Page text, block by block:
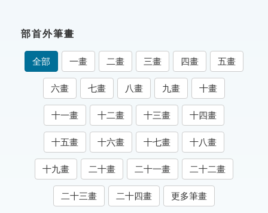
成語故事
索引選單
知識索引
單字索引
生命大百科索引
遊戲專區
部首外筆畫
全部 一畫 二畫 三畫 四畫 五畫
六畫 七畫 八畫 九畫 十畫
十一畫 十二畫 十三畫 十四畫
十五畫 十六畫 十七畫 十八畫
十九畫 二十畫 二十一畫 二十二畫
二十三畫 二十四畫 更多筆畫